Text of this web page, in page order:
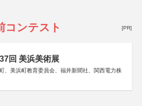
コンテスト [PR]
回 美浜美術展
、美浜町教育委員会、福井新聞社、関西電力株